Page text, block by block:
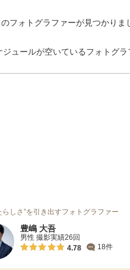
のフォトグラファーが見つかりま
ジュールが空いているフォトグ
らしさ”を引き出すフォトグラファー
豊嶋 大吾
男性 撮影実績26回
4.78
18件